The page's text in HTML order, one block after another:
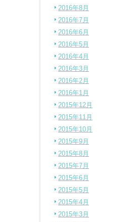
2016年8月
2016年7月
2016年6月
2016年5月
2016年4月
2016年3月
2016年2月
2016年1月
2015年12月
2015年11月
2015年10月
2015年9月
2015年8月
2015年7月
2015年6月
2015年5月
2015年4月
2015年3月